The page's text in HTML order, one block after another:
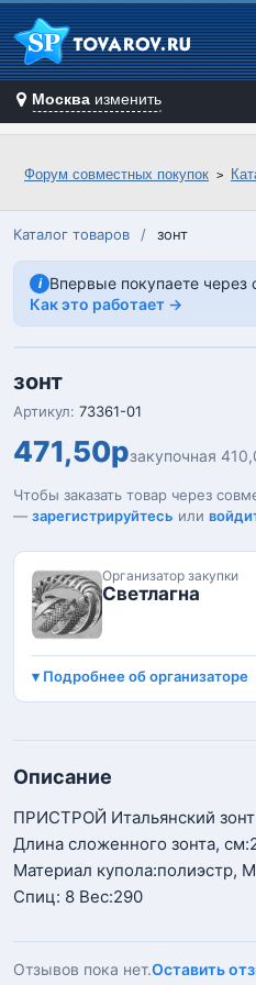
Москва изменить
Форум совместных покупок
Каталог товаров / зонт
i Впервые покупаете через
Как это работает →
зонт
Артикул: 73361-01
471,50рзакупочная
Чтобы заказать товар через
— зарегистрируйтесь или
Организатор закупки
Светлагна
Подробнее об организаторе
Описание
ПРИСТРОЙ Итальянский
Длина сложенного зонта,
Материал купола:полиэстр,
Спиц: 8 Вес:290
Отзывов пока нет.Оставить